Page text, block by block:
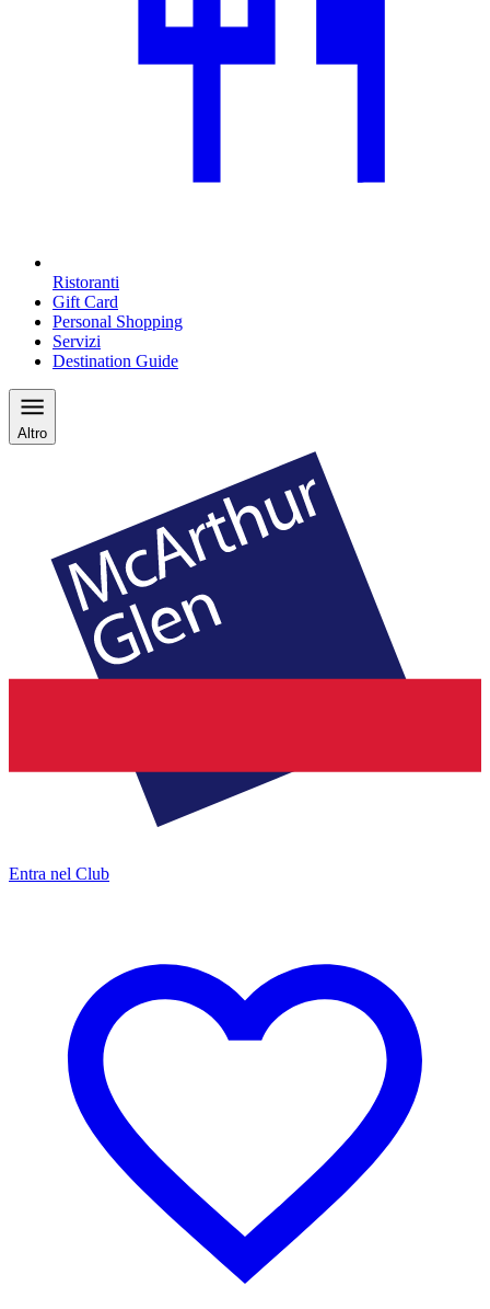
Ristoranti
Gift Card
Personal Shopping
Servizi
Destination Guide
Altro
Entra nel Club